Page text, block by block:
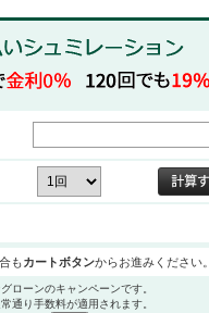
もカートボタンからお進みください。
ローンのキャンペーンです。
通り手数料が適用されます。